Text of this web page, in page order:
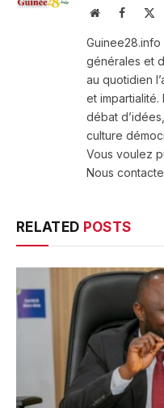
WebsiteFacebook
Guinee28.info
générales et
au quotidien
et impartialité.
débat
culture
Vous voulez
Nous
RELATED POSTS